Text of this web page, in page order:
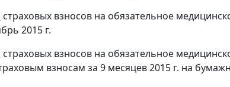
страховых взносов на обязательное
2015 г.
страховых взносов на обязательное
взносам за 9 месяцев 2015 г. на